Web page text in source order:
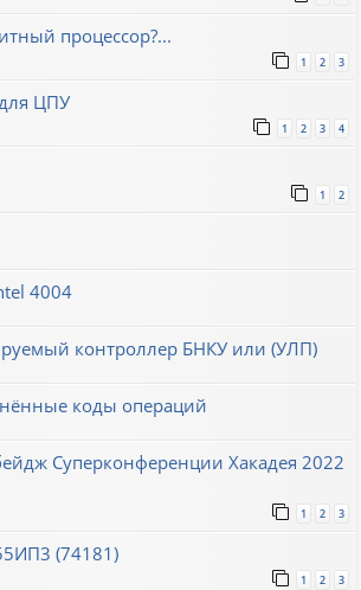
процессор?...
1 2 3
ЦПУ
1 2 3 4
1 2
4004
контроллер БНКУ или (УЛП)
коды операций
Суперконференции Хакадея 2022
1 2 3
(74181)
1 2 3